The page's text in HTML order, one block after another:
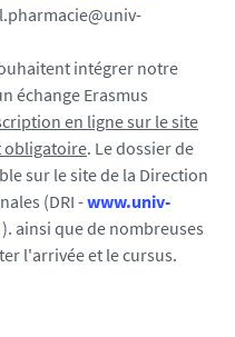
intégrer notre
échange Erasmus
en ligne sur le site
obligatoire. Le dossier de
sur le site de la Direction
(DRI -www.univ-
). ainsi que de nombreuses
l'arrivée et le cursus.